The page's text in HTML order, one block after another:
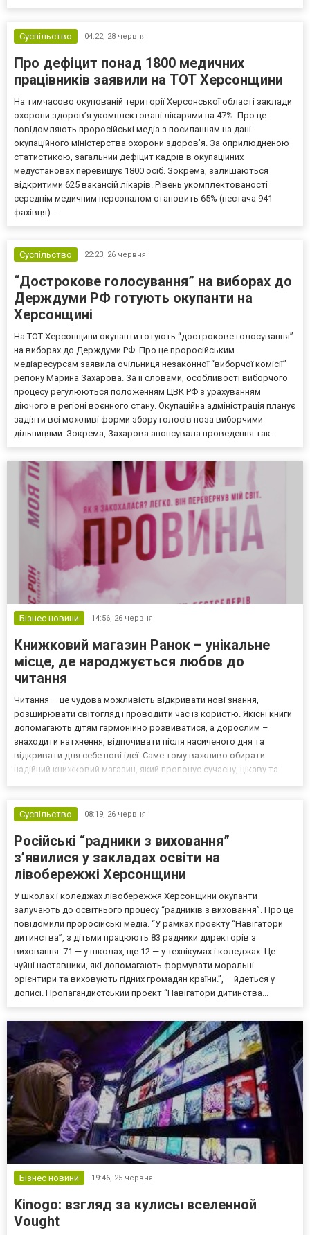
Суспільство
04:22, 28 червня
Про дефіцит понад 1800 медичних
працівників заявили на ТОТ Херсонщини
На тимчасово окупованій території Херсонської області заклади
охорони здоров’я укомплектовані лікарями на 47%. Про це
повідомляють проросійські медіа з посиланням на дані
окупаційного міністерства охорони здоров’я. За оприлюдненою
статистикою, загальний дефіцит кадрів в окупаційних
медустановах перевищує 1800 осіб. Зокрема, залишаються
відкритими 625 вакансій лікарів. Рівень укомплектованості
середнім медичним персоналом становить 65% (нестача 941
фахівця)...
Суспільство 22:23, 26 червня
“Дострокове голосування” на виборах до
Держдуми РФ готують окупанти на
Херсонщині
На ТОТ Херсонщини окупанти готують “дострокове голосування”
на виборах до Держдуми РФ. Про це проросійським
медіаресурсам заявила очільниця незаконної “виборчої комісії”
регіону Марина Захарова. За її словами, особливості виборчого
процесу регулюються положенням ЦВК РФ з урахуванням
діючого в регіоні воєнного стану. Окупаційна адміністрація планує
задіяти всі можливі форми збору голосів поза виборчими
дільницями. Зокрема, Захарова анонсувала проведення так...
Бізнес новини 14:56, 26 червня
Книжковий магазин Ранок – унікальне
місце, де народжується любов до
читання
Читання – це чудова можливість відкривати нові знання,
розширювати світогляд і проводити час із користю. Якісні книги
допомагають дітям гармонійно розвиватися, а дорослим –
знаходити натхнення, відпочивати після насиченого дня та
відкривати для себе нові ідеї. Саме тому важливо обирати
надійний книжковий магазин, який пропонує сучасну, цікаву та
Суспільство
08:19, 26 червня
Російські “радники з виховання”
зʼявилися у закладах освіти на
лівобережжі Херсонщини
У школах і коледжах лівобережжя Херсонщини окупанти
залучають до освітнього процесу “радників з виховання”. Про це
повідомили проросійські медіа. “У рамках проєкту “Навігатори
дитинства”, з дітьми працюють 83 радники директорів з
виховання: 71 — у школах, ще 12 — у технікумах і коледжах. Це
чуйні наставники, які допомагають формувати моральні
орієнтири та виховують гідних громадян країни.”, – йдеться у
дописі. Пропагандистський проєкт “Навігатори дитинства...
Бізнес новини 19:46, 25 червня
Kinogo: взгляд за кулисы вселенной
Vought